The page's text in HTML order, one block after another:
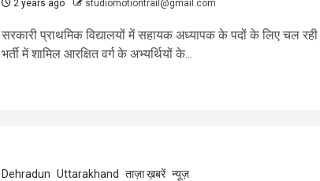
2 years ago studiomotiontrail@gmail.com
सरकारी प्राथमिक विद्यालयों में सहायक अध्यापक के पदों के लिए चल रही
भर्ती में शामिल आरक्षित वर्ग के अभ्यर्थियों के...
Dehradun Uttarakhand ताज़ा ख़बरें न्यूज़